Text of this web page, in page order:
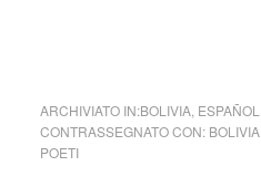
ARCHIVIATO IN:BOLIVIA, ESPAÑOL
CONTRASSEGNATO CON: BOLIVIA,
POETI